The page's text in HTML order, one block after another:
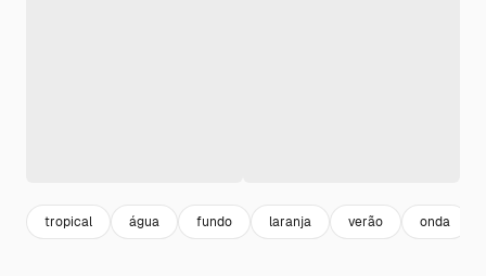
tropical água fundo laranja verão onda